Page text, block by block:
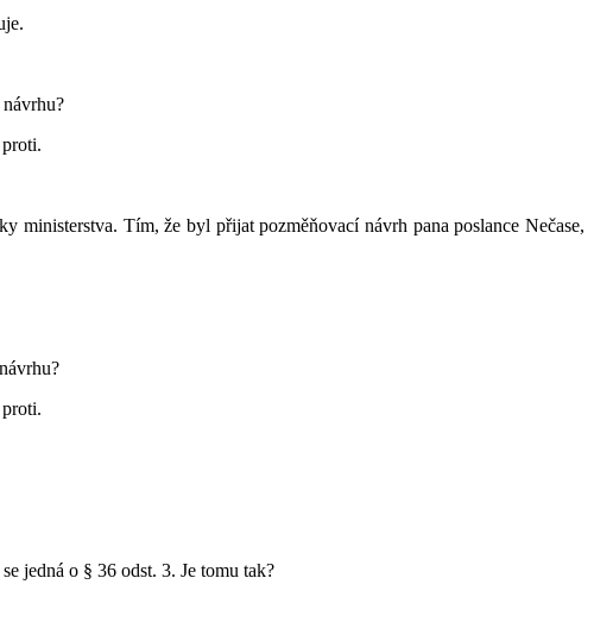
ministerstva. Tím, že byl přijat pozměňovací návrh pana poslance Nečase,
jedná o § 36 odst. 3. Je tomu tak?